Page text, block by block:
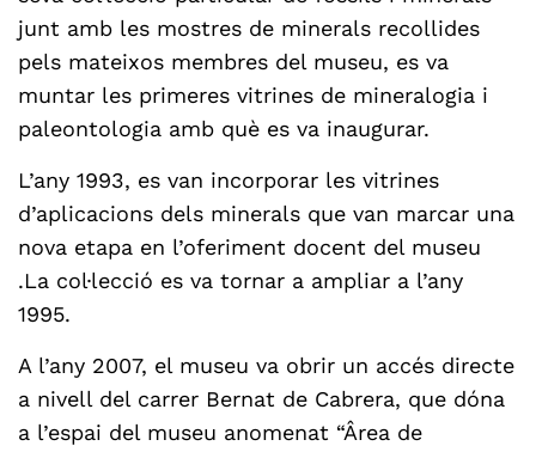
junt amb les mostres de minerals recollides
pels mateixos membres del museu, es va
muntar les primeres vitrines de mineralogia i
paleontologia amb què es va inaugurar.
L’any 1993, es van incorporar les vitrines
d’aplicacions dels minerals que van marcar una
nova etapa en l’oferiment docent del museu
.La col·lecció es va tornar a ampliar a l’any
1995.
A l’any 2007, el museu va obrir un accés directe
a nivell del carrer Bernat de Cabrera, que dóna
a l’espai del museu anomenat “Ârea de